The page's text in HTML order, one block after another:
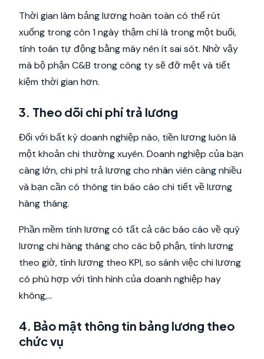
Thời gian làm bảng lương hoàn toàn có thể rút
xuống trong còn 1 ngày thậm chí là trong một buổi,
tính toán tự động bằng máy nên ít sai sót. Nhờ vậy
mà bộ phận C&B trong công ty sẽ đỡ mệt và tiết
kiệm thời gian hơn.
3. Theo dõi chi phí trả lương
Đối với bất kỳ doanh nghiệp nào, tiền lương luôn là
một khoản chi thường xuyên. Doanh nghiệp của bạn
càng lớn, chi phí trả lương cho nhân viên càng nhiều
và bạn cần có thông tin báo cáo chi tiết về lương
hàng tháng.
Phần mềm tính lương có tất cả các báo cáo về quỹ
lương chi hàng tháng cho các bộ phận, tính lương
theo giờ, tính lương theo KPI, so sánh việc chi lương
có phù hợp với tình hình của doanh nghiệp hay
không,...
4. Bảo mật thông tin bảng lương theo
chức vụ